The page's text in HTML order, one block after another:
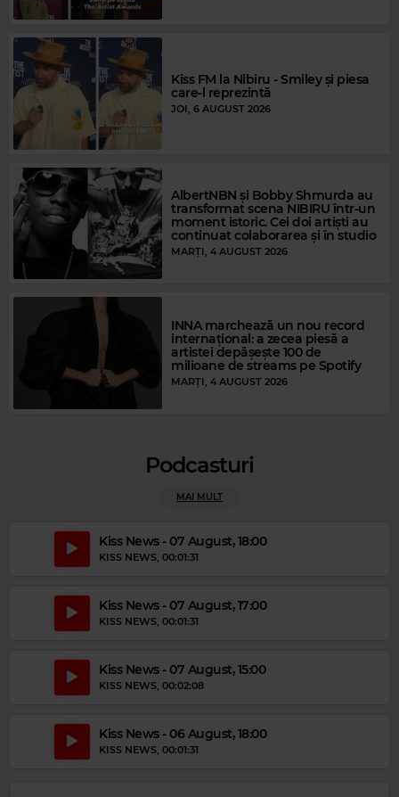
Rock Blues
LAFAYETTE LEAKE
CARELESS WHISPER
Magic Gold
Kiss FM la Nibiru - Smiley și piesa
care-l reprezintă
JOI, 6 AUGUST 2026
AlbertNBN și Bobby Shmurda au
transformat scena NIBIRU într-un
moment istoric. Cei doi artiști au
continuat colaborarea și în studio
MARȚI, 4 AUGUST 2026
INNA marchează un nou record
internațional: a zecea piesă a
artistei depășește 100 de
milioane de streams pe Spotify
MARȚI, 4 AUGUST 2026
Podcasturi
MAI MULT
Kiss News - 07 August, 18:00
KISS NEWS, 00:01:31
Kiss News - 07 August, 17:00
KISS NEWS, 00:01:31
Kiss News - 07 August, 15:00
KISS NEWS, 00:02:08
Kiss News - 06 August, 18:00
KISS NEWS, 00:01:31